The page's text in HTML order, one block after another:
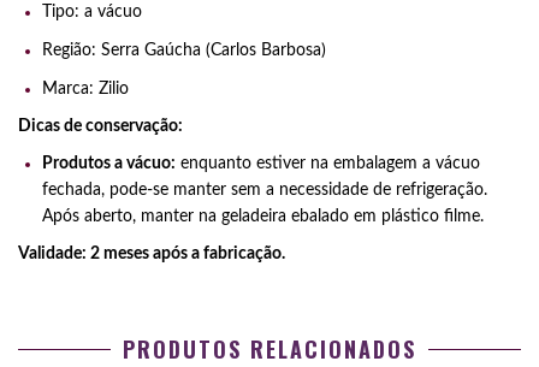
Tipo: a vácuo
Região: Serra Gaúcha (Carlos Barbosa)
Marca: Zilio
Dicas de conservação:
Produtos a vácuo: enquanto estiver na embalagem a vácuo
fechada, pode-se manter sem a necessidade de refrigeração.
Após aberto, manter na geladeira ebalado em plástico filme.
Validade: 2 meses após a fabricação.
PRODUTOS RELACIONADOS